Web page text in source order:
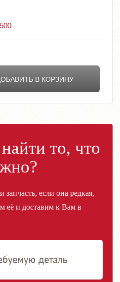
В КОРЗИНУ
то, что
если она редкая,
её и доставим к Вам в